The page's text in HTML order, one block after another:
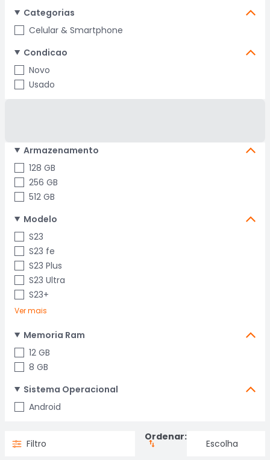
Categorias
Celular & Smartphone
Condicao
Novo
Usado
Armazenamento
128 GB
256 GB
512 GB
Modelo
S23
S23 fe
S23 Plus
S23 Ultra
S23+
Ver mais
Memoria Ram
12 GB
8 GB
Sistema Operacional
Android
Filtro
Ordenar: